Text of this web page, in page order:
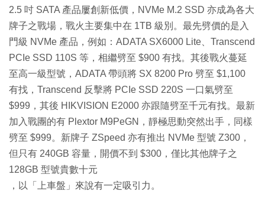
2.5 吋 SATA 產品屢創新低價，NVMe M.2 SSD 亦成為各大
牌子之戰場，戰火主要集中在 1TB 級別。最先劈價的是入
門級 NVMe 產品，例如：ADATA SX6000 Lite、Transcend
PCIe SSD 110S 等，相繼劈至 $900 有找。其後戰火蔓延
至高一級型號，ADATA 帶頭將 SX 8200 Pro 劈至 $1,100
有找，Transcend 反擊將 PCIe SSD 220S 一口氣劈至
$999，其後 HIKVISION E2000 亦跟隨劈至千元有找。最新
加入戰團的有 Plextor M9PeGN，靜極思動突然出手，同樣
劈至 $999。新牌子 ZSpeed 亦有推出 NVMe 型號 Z300，
但只有 240GB 容量，開價不到 $300，僅比其他牌子之
128GB 型號貴數十元
，以「上車盤」來說有一定吸引力。